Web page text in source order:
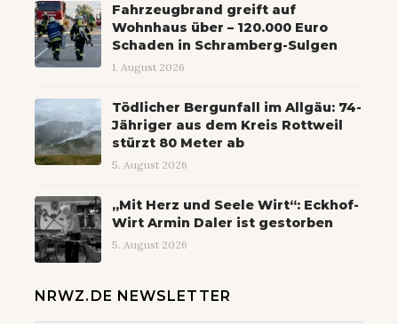
Fahrzeugbrand greift auf
Wohnhaus über – 120.000 Euro
Schaden in Schramberg-Sulgen
1. August 2026
Tödlicher Bergunfall im Allgäu: 74-
Jähriger aus dem Kreis Rottweil
stürzt 80 Meter ab
5. August 2026
„Mit Herz und Seele Wirt“: Eckhof-
Wirt Armin Daler ist gestorben
5. August 2026
NRWZ.DE NEWSLETTER